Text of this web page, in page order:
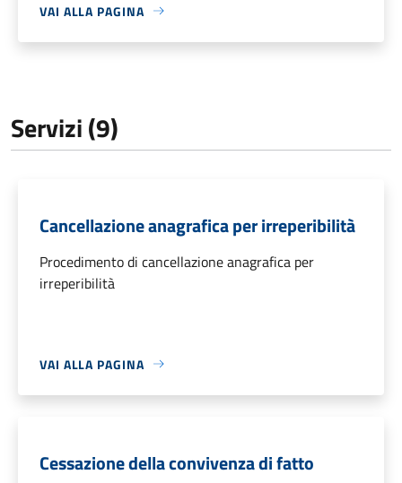
VAI ALLA PAGINA
Servizi (9)
Cancellazione anagrafica per irreperibilità
Procedimento di cancellazione anagrafica per
irreperibilità
VAI ALLA PAGINA
Cessazione della convivenza di fatto